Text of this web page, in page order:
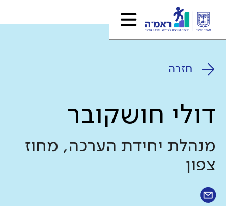
חזרה
דולי חושקובר
מנהלת יחידת הערכה, מחוז
צפון